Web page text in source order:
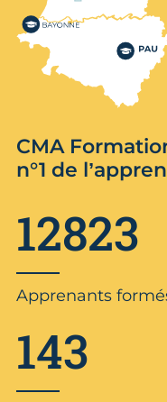
CMA
n°1 de
12823
Apprenants
143